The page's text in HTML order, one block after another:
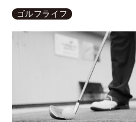
ゴルフライフ